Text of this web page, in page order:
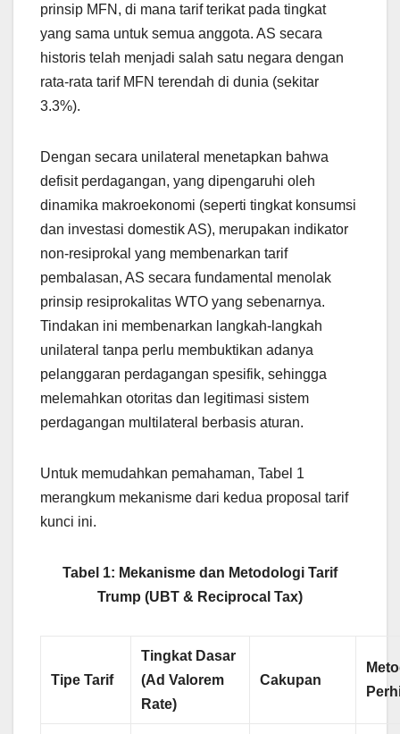
prinsip MFN, di mana tarif terikat pada tingkat
yang sama untuk semua anggota. AS secara
historis telah menjadi salah satu negara dengan
rata-rata tarif MFN terendah di dunia (sekitar
3.3%).
Dengan secara unilateral menetapkan bahwa
defisit perdagangan, yang dipengaruhi oleh
dinamika makroekonomi (seperti tingkat konsumsi
dan investasi domestik AS), merupakan indikator
non-resiprokal yang membenarkan tarif
pembalasan, AS secara fundamental menolak
prinsip resiprokalitas WTO yang sebenarnya.
Tindakan ini membenarkan langkah-langkah
unilateral tanpa perlu membuktikan adanya
pelanggaran perdagangan spesifik, sehingga
melemahkan otoritas dan legitimasi sistem
perdagangan multilateral berbasis aturan.
Untuk memudahkan pemahaman, Tabel 1
merangkum mekanisme dari kedua proposal tarif
kunci ini.
Tabel 1: Mekanisme dan Metodologi Tarif
Trump (UBT & Reciprocal Tax)
Tipe Tarif
Tingkat Dasar
(Ad Valorem
Rate)
Cakupan